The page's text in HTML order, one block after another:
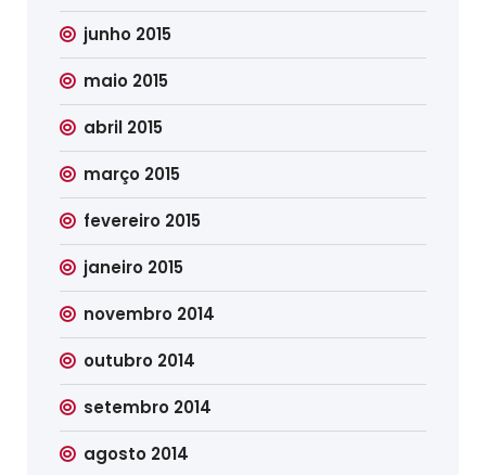
junho 2015
maio 2015
abril 2015
março 2015
fevereiro 2015
janeiro 2015
novembro 2014
outubro 2014
setembro 2014
agosto 2014